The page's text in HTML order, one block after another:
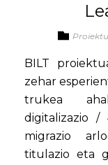
BILT
zehar
trukea
digitalizazio /
migrazio
titulazio eta